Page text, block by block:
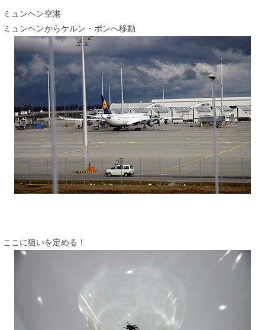
ミュンヘン空港
ミュンヘンからケルン・ボンへ移動
ここに狙いを定める！